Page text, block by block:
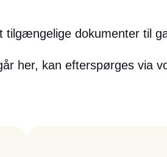
tilgængelige dokumenter til
her, kan efterspørges via